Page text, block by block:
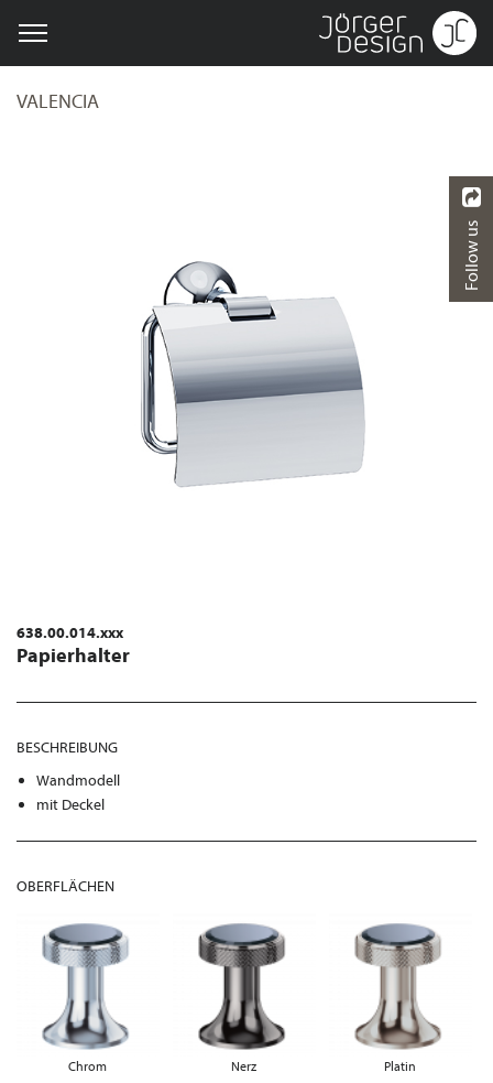
VALENCIA
638.00.014.xxx
Papierhalter
BESCHREIBUNG
Wandmodell
mit Deckel
OBERFLÄCHEN
Chrom Nerz Platin
Follow us